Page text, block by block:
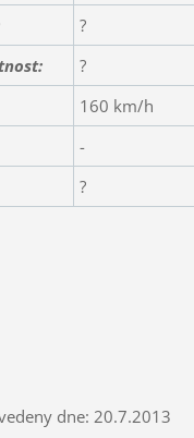
?
?
160 km/h
-
?
dne: 20.7.2013